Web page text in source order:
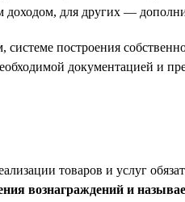
доходом, для других —
построения
документацией и
товаров и услуг
вознаграждений и